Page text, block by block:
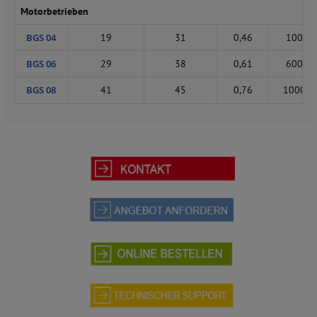
Motorbetrieben
BGS 04 19 31 0,46 100
BGS 06 29 38 0,61 600
BGS 08 41 45 0,76 1000